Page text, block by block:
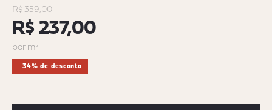
R$ 359,00
R$ 237,00
por m²
−34% de desconto